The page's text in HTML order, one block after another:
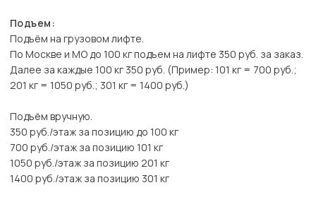
Подъем:
Подъём на грузовом лифте.
По Москве и МО до 100 кг подъем на лифте 350 руб. за заказ.
Далее за каждые 100 кг 350 руб. (Пример: 101 кг = 700 руб.;
201 кг = 1050 руб.; 301 кг = 1400 руб.)
Подъём вручную.
350 руб./этаж за позицию до 100 кг
700 руб./этаж за позицию 101 кг
1050 руб./этаж за позицию 201 кг
1400 руб./этаж за позицию 301 кг